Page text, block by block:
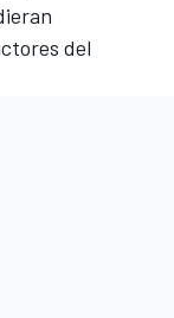
del